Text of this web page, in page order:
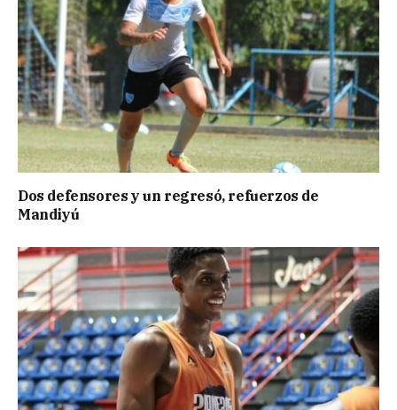
Dos defensores y un regresó, refuerzos de
Mandiyú